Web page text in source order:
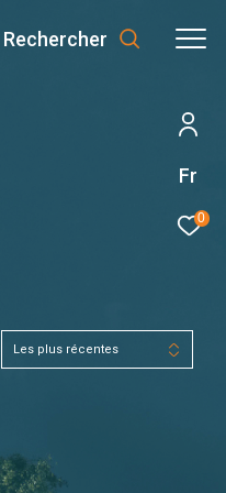
Fr
0
Rechercher
Les plus récentes